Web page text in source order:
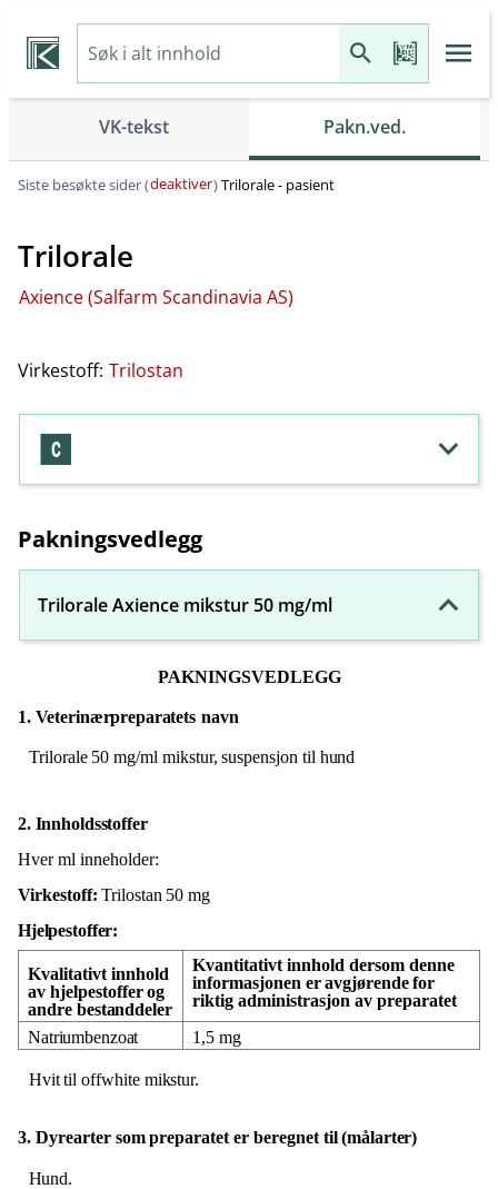
VK-tekst Pakn.ved.
Siste besøkte sider (deaktiver)Trilorale - pasient
Trilorale
Axience (Salfarm Scandinavia AS)
Virkestoff: Trilostan
Pakningsvedlegg
Trilorale Axience mikstur 50 mg/ml
PAKNINGSVEDLEGG
1. Veterinærpreparatets navn
Trilorale 50 mg/ml mikstur, suspensjon til hund
2. Innholdsstoffer
Hver ml inneholder:
Virkestoff: Trilostan 50 mg
Hjelpestoffer:
Kvalitativt innhold
av hjelpestoffer og
andrebestanddeler
Kvantitativt innhold dersom denne
informasjonen er avgjørende for
riktig administrasjon av preparatet
Natriumbenzoat
1,5mg
Hvit til offwhite mikstur.
3. Dyrearter som preparatet er beregnet til (målarter)
Hund.